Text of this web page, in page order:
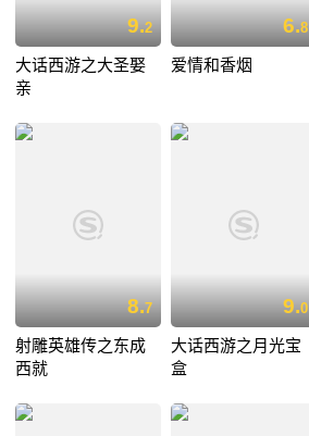
9.2
大话西游之大圣娶
亲
6.8
爱情和香烟
8.7
射雕英雄传之东成
西就
9.0
大话西游之月光宝
盒